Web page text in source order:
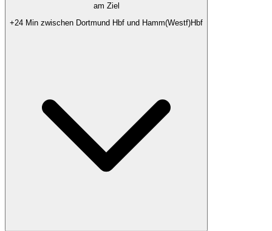
am Ziel
+24 Min zwischen Dortmund Hbf und Hamm(Westf)Hbf